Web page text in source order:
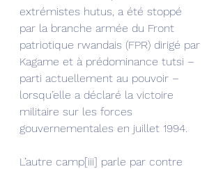
extrémistes hutus, a été stoppé
par la branche armée du Front
patriotique rwandais (FPR) dirigé par
Kagame et à prédominance tutsi –
parti actuellement au pouvoir –
lorsqu’elle a déclaré la victoire
militaire sur les forces
gouvernementales en juillet 1994.
L’autre camp[iii] parle par contre